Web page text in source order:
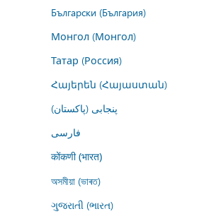
Български (България)
Монгол (Монгол)
Татар (Россия)
Հայերեն (Հայաստան)
پنجابی (پاکستان)
فارسى
कोंकणी (भारत)
অসমীয়া (ভাৰত)
ગુજરાતી (ભારત)